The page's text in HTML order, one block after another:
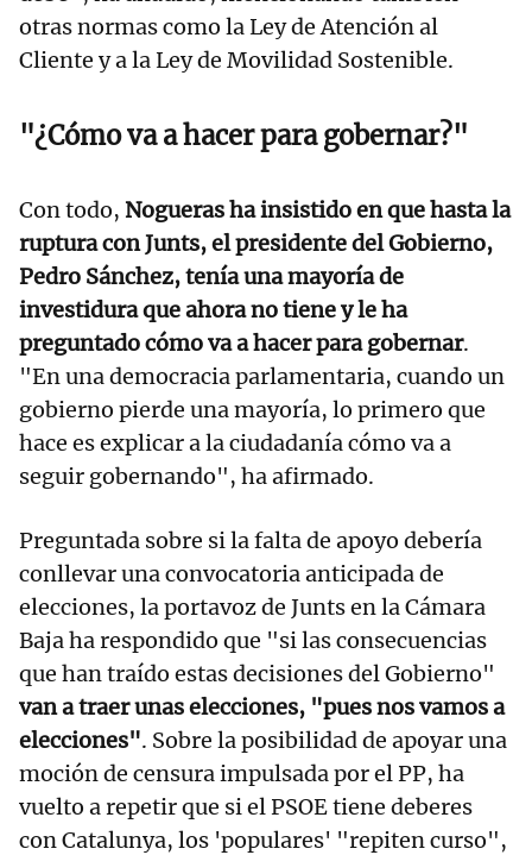
otras normas como la Ley de Atención al
Cliente y a la Ley de Movilidad Sostenible.
"¿Cómo va a hacer para gobernar?"
Con todo, Nogueras ha insistido en que hasta la
ruptura con Junts, el presidente del Gobierno,
Pedro Sánchez, tenía una mayoría de
investidura que ahora no tiene y le ha
preguntado cómo va a hacer para gobernar.
"En una democracia parlamentaria, cuando un
gobierno pierde una mayoría, lo primero que
hace es explicar a la ciudadanía cómo va a
seguir gobernando", ha afirmado.
Preguntada sobre si la falta de apoyo debería
conllevar una convocatoria anticipada de
elecciones, la portavoz de Junts en la Cámara
Baja ha respondido que "si las consecuencias
que han traído estas decisiones del Gobierno"
van a traer unas elecciones, "pues nos vamos a
elecciones". Sobre la posibilidad de apoyar una
moción de censura impulsada por el PP, ha
vuelto a repetir que si el PSOE tiene deberes
con Catalunya, los 'populares' "repiten curso",